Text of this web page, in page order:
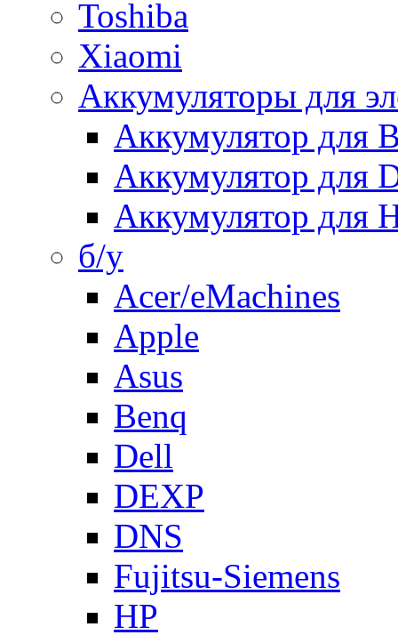
Toshiba
Xiaomi
Аккумуляторы для
Аккумулятор для
Аккумулятор для
Аккумулятор для
б/у
Acer/eMachines
Apple
Asus
Benq
Dell
DEXP
DNS
Fujitsu-Siemens
HP